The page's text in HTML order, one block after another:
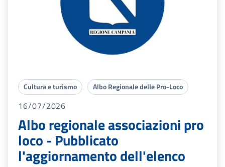
Cultura e turismo Albo Regionale delle Pro-Loco
16/07/2026
Albo regionale associazioni pro
loco - Pubblicato
l'aggiornamento dell'elenco